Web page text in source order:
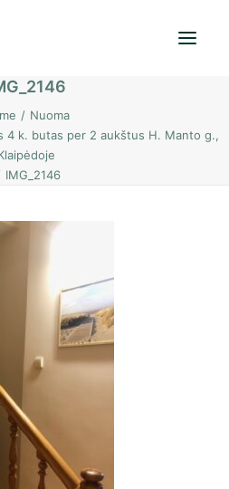
Nuoma
4 k. butas per 2 aukštus H. Manto g.,
IMG_2146